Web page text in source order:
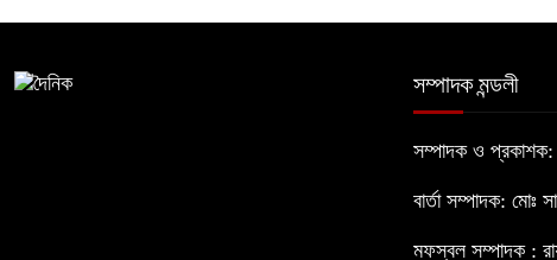
সম্পাদক মন্ডলী
সম্পাদক ও
বার্তা সম্পাদক: মোঃ
মফস্বল সম্পাদক :